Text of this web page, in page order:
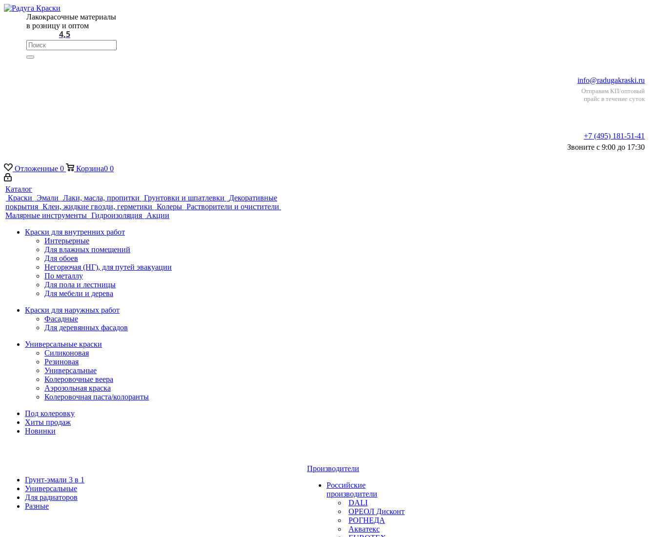
Лакокрасочные материалы
в розницу и оптом
4,5
info@radugakraski.ru
Отправим КП/оптовый
прайс в течение суток
+7 (495) 181-51-41
Звоните с 9:00 до 17:30
Отложенные 0 Корзина0 0
Каталог
Краски Эмали Лаки, масла, пропитки Грунтовки и шпатлевки
Декоративные
покрытия Клеи, жидкие гвозди, герметики Колеры Растворители и очистители
Малярные инструменты Гидроизоляция Акции
Краски для внутренних работ
Интерьерные
Для влажных помещений
Для обоев
Негорючая (НГ), для путей эвакуации
По металлу
Для пола и лестницы
Для мебели и дерева
Краски для наружных работ
Фасадные
Для деревянных фасадов
Универсальные краски
Силиконовая
Резиновая
Универсальные
Колеровочные веера
Аэрозольная краска
Колеровочная паста/колоранты
Под колеровку
Хиты продаж
Новинки
Грунт-эмали 3 в 1
Универсальные
Для радиаторов
Разные
Производители
Российские
производители
DALI
ОРЕОЛ Дисконт
РОГНЕДА
Акватекс